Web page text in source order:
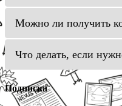
Можно ли получить
Что делать, если
Подписка